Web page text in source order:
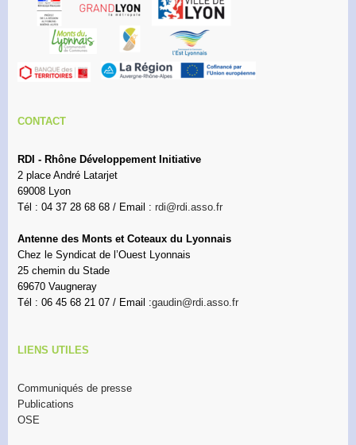
CONTACT
RDI - Rhône Développement Initiative
2 place André Latarjet
69008 Lyon
Tél : 04 37 28 68 68 / Email : rdi@rdi.asso.fr
Antenne des Monts et Coteaux du Lyonnais
Chez le Syndicat de l’Ouest Lyonnais
25 chemin du Stade
69670 Vaugneray
Tél : 06 45 68 21 07 / Email :gaudin@rdi.asso.fr
LIENS UTILES
Communiqués de presse
Publications
OSE